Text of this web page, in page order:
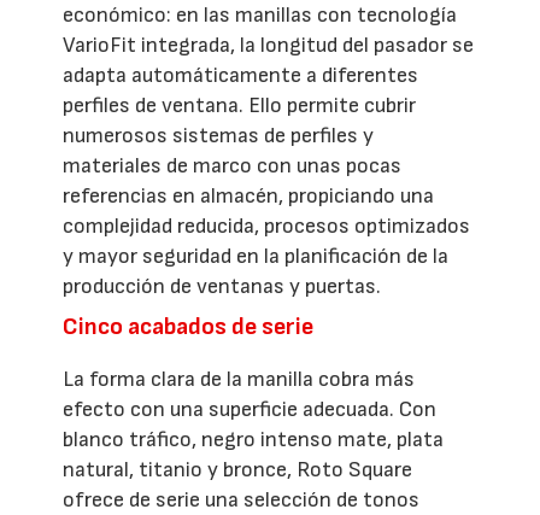
económico: en las manillas con tecnología
VarioFit integrada, la longitud del pasador se
adapta automáticamente a diferentes
perfiles de ventana. Ello permite cubrir
numerosos sistemas de perfiles y
materiales de marco con unas pocas
referencias en almacén, propiciando una
complejidad reducida, procesos optimizados
y mayor seguridad en la planificación de la
producción de ventanas y puertas.
Cinco acabados de serie
La forma clara de la manilla cobra más
efecto con una superficie adecuada. Con
blanco tráfico, negro intenso mate, plata
natural, titanio y bronce, Roto Square
ofrece de serie una selección de tonos